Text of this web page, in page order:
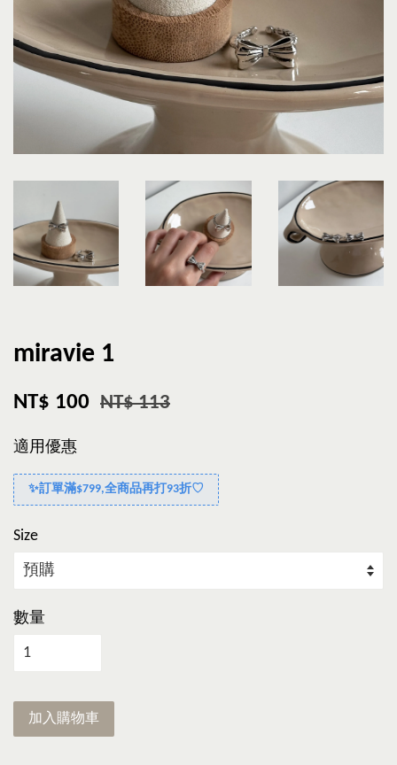
miravie 1
NT$ 100 NT$ 113
適用優惠
✨訂單滿$799,全商品再打93折♡
Size
數量
加入購物車